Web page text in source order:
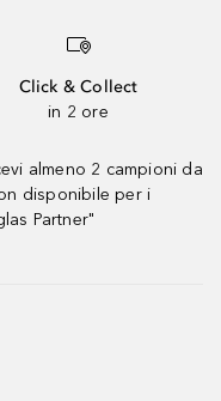
Click & Collect
in 2 ore
almeno 2 campioni da
disponibile per i
Partner"